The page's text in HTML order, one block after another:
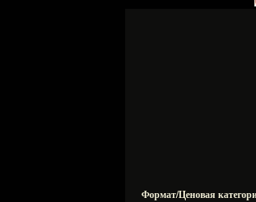
Формат/Ценовая